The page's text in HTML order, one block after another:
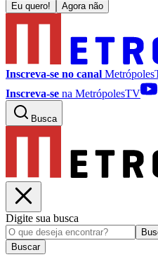
Eu quero! Agora não
Inscreva-se no canal
Inscreva-se na MetrópolesTV
Busca
Digite sua busca
Buscar